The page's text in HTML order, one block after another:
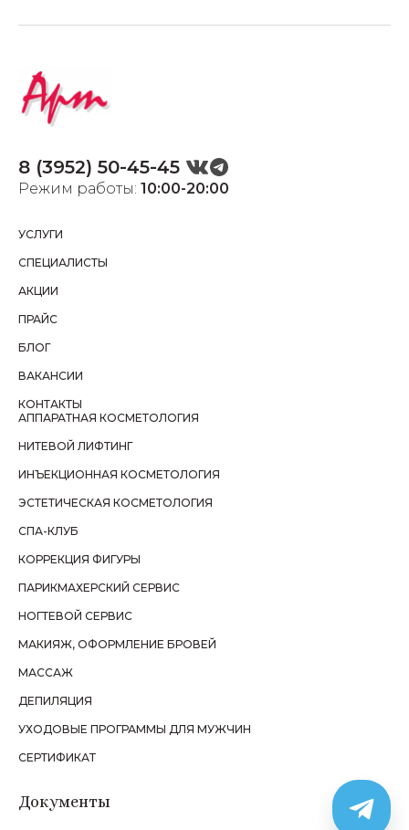
Режим работы: 10:00-20:00
8 (3952) 50-45-45
УСЛУГИ
СПЕЦИАЛИСТЫ
АКЦИИ
ПРАЙС
БЛОГ
ВАКАНСИИ
КОНТАКТЫ
АППАРАТНАЯ КОСМЕТОЛОГИЯ
НИТЕВОЙ ЛИФТИНГ
ИНЪЕКЦИОННАЯ КОСМЕТОЛОГИЯ
ЭСТЕТИЧЕСКАЯ КОСМЕТОЛОГИЯ
СПА-КЛУБ
КОРРЕКЦИЯ ФИГУРЫ
ПАРИКМАХЕРСКИЙ СЕРВИС
НОГТЕВОЙ СЕРВИС
МАКИЯЖ, ОФОРМЛЕНИЕ БРОВЕЙ
МАССАЖ
ДЕПИЛЯЦИЯ
УХОДОВЫЕ ПРОГРАММЫ ДЛЯ МУЖЧИН
СЕРТИФИКАТ
Документы